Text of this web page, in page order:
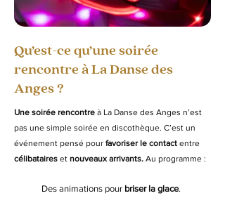
Qu’est-ce qu’une soirée
rencontre à La Danse des
Anges ?
Une soirée rencontre à La Danse des Anges n’est
pas une simple soirée en discothèque. C’est un
événement pensé pour favoriser le contact entre
célibataires et nouveaux arrivants. Au programme :
Des animations pour briser la glace.